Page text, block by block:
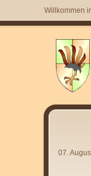
Willkommen
07.